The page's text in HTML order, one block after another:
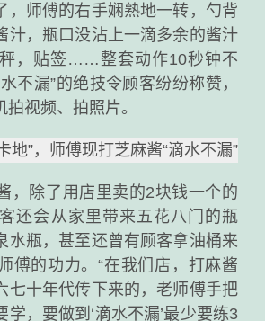
，师傅的右手娴熟地一转，勺背
汁，瓶口没沾上一滴多余的酱汁
，贴签……整套动作10秒钟不
不漏”的绝技令顾客纷纷称赞，
视频、拍照片。
，除了用店里卖的2块钱一个的
还会从家里带来五花八门的瓶
水瓶，甚至还曾有顾客拿油桶来
傅的功力。“在我们店，打麻酱
七十年代传下来的，老师傅手把
，要做到‘滴水不漏’最少要练3